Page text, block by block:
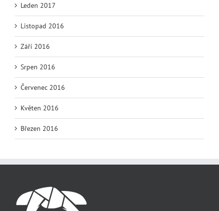
Leden 2017
Listopad 2016
Září 2016
Srpen 2016
Červenec 2016
Květen 2016
Březen 2016